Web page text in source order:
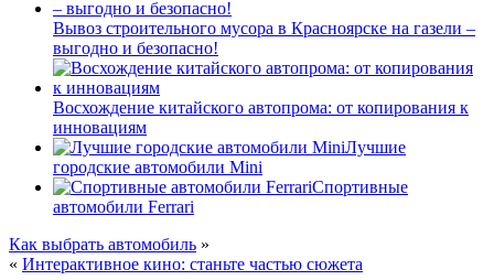
Вывоз строительного мусора в Красноярске на газели –
выгодно и безопасно!
Восхождение китайского автопрома: от копирования к
инновациям
Лучшие
городские автомобили Mini
Спортивные
автомобили Ferrari
Как выбрать автомобиль »
« Интерактивное кино: станьте частью сюжета